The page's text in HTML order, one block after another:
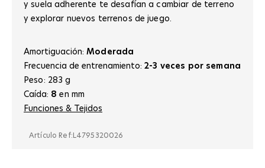
y suela adherente te desafían a cambiar de terreno
y explorar nuevos terrenos de juego.
Amortiguación: Moderada
Frecuencia de entrenamiento: 2-3 veces por semana
Peso: 283 g
Caída: 8 en mm
Funciones & Tejidos
Artículo Ref: L4795320026